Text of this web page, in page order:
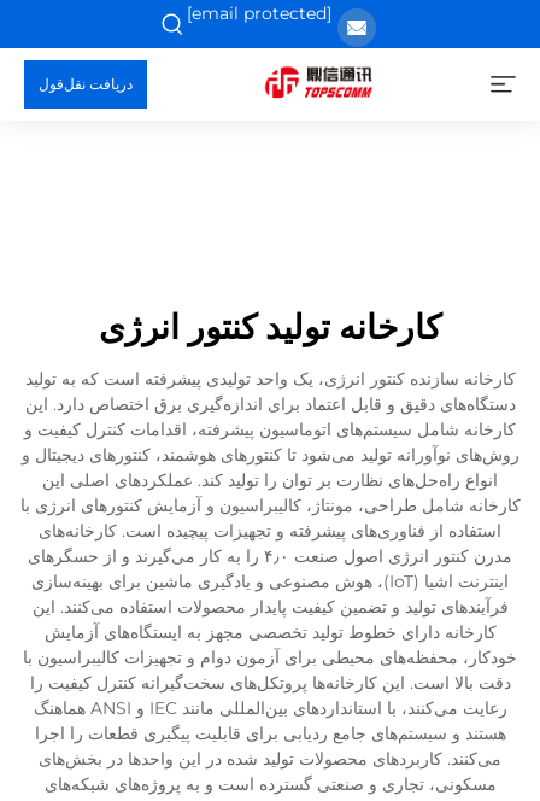
[email protected]
دریافت نقل‌قول
کارخانه تولید کنتور انرژی
کارخانه سازنده کنتور انرژی، یک واحد تولیدی پیشرفته است که به تولید
دستگاه‌های دقیق و قابل اعتماد برای اندازه‌گیری برق اختصاص دارد. این
کارخانه شامل سیستم‌های اتوماسیون پیشرفته، اقدامات کنترل کیفیت و
روش‌های نوآورانه تولید می‌شود تا کنتورهای هوشمند، کنتورهای دیجیتال و
انواع راه‌حل‌های نظارت بر توان را تولید کند. عملکردهای اصلی این
کارخانه شامل طراحی، مونتاژ، کالیبراسیون و آزمایش کنتورهای انرژی با
استفاده از فناوری‌های پیشرفته و تجهیزات پیچیده است. کارخانه‌های
مدرن کنتور انرژی اصول صنعت ۴٫۰ را به کار می‌گیرند و از حسگرهای
اینترنت اشیا (IoT)، هوش مصنوعی و یادگیری ماشین برای بهینه‌سازی
فرآیندهای تولید و تضمین کیفیت پایدار محصولات استفاده می‌کنند. این
کارخانه دارای خطوط تولید تخصصی مجهز به ایستگاه‌های آزمایش
خودکار، محفظه‌های محیطی برای آزمون دوام و تجهیزات کالیبراسیون با
دقت بالا است. این کارخانه‌ها پروتکل‌های سخت‌گیرانه کنترل کیفیت را
رعایت می‌کنند، با استانداردهای بین‌المللی مانند IEC و ANSI هماهنگ
هستند و سیستم‌های جامع ردیابی برای قابلیت پیگیری قطعات را اجرا
می‌کنند. کاربردهای محصولات تولید شده در این واحدها در بخش‌های
مسکونی، تجاری و صنعتی گسترده است و به پروژه‌های شبکه‌های